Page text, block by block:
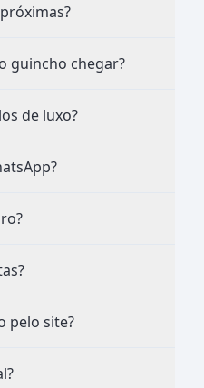
guincho chegar?
de luxo?
pelo site?